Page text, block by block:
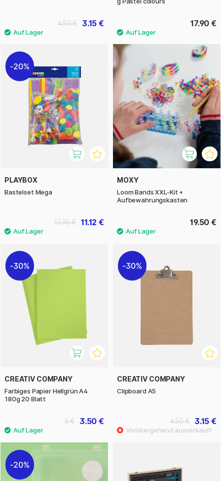
3.15 €
4.50 € 17.90 €
20%
PLAYBOX
Bastelset Mega
11.12 €
13.90 €
MOXY
Loom Bands XXL-Kit +
Aufbewahrungskasten
19.50 €
30%
CREATIV COMPANY
Farbiges Papier Hellgrün A4
180g 20 Blatt
3.50 €
5 €
30%
CREATIV COMPANY
Clipboard A5
3.15 €
4.50 €
20%